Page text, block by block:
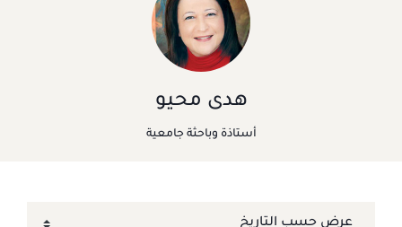
هدى محيو
أستاذة وباحثة جامعية